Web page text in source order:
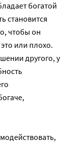
богатой
становится
чтобы он
или плохо.
другого, у